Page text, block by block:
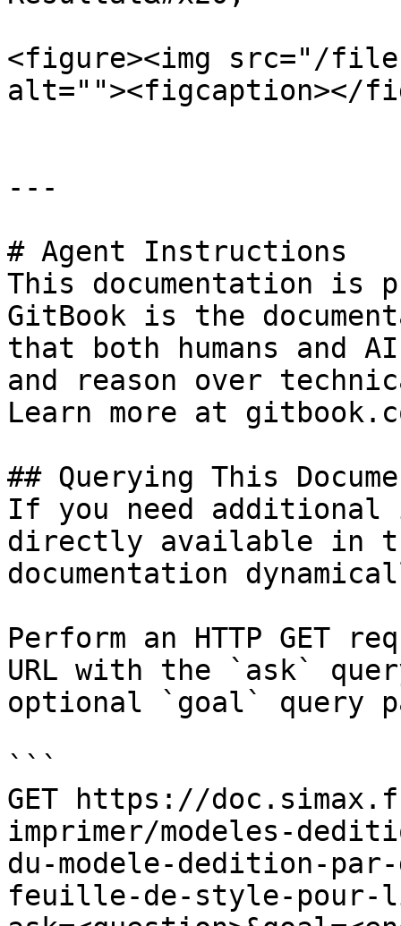
<figure><img src="/files/
alt=""><figcaption></
---
# Agent Instructions
This documentation is
GitBook is the
that both humans and
and reason over
Learn more at
## Querying This
If you need
directly available in
documentation
Perform an HTTP GET
URL with the `ask`
optional `goal` query
```
GET https://
imprimer/modeles-
du-modele-dedition-
feuille-de-style-pour-